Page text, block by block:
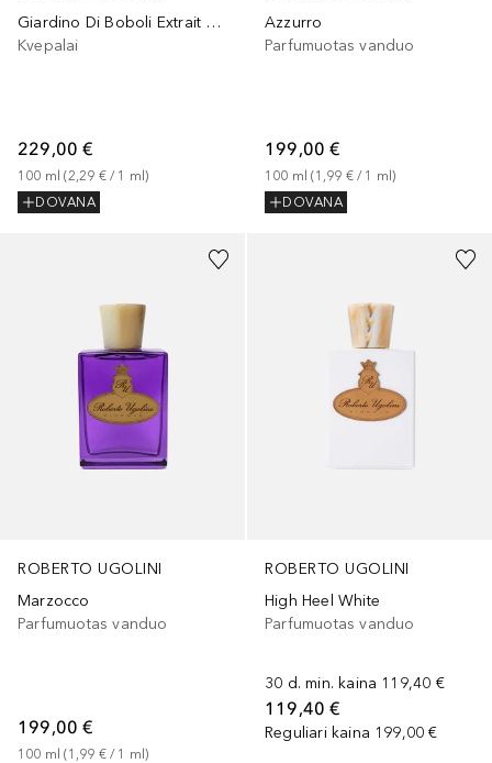
Giardino Di Boboli Extrait De Parfum
Kvepalai
229,00 €
100 ml (2,29 € / 1 ml)
DOVANA
Azzurro
Parfumuotas vanduo
199,00 €
100 ml (1,99 € / 1 ml)
DOVANA
ROBERTO UGOLINI
Marzocco
Parfumuotas vanduo
199,00 €
100 ml (1,99 € / 1 ml)
ROBERTO UGOLINI
High Heel White
Parfumuotas vanduo
30 d. min. kaina 119,40 €
119,40 €
Reguliari kaina 199,00 €